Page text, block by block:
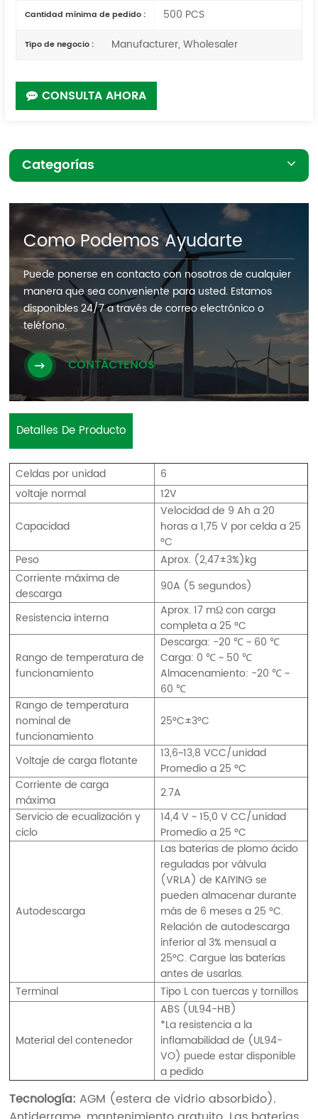
Cantidad mínima de pedido : 500 PCS
Tipo de negocio : Manufacturer, Wholesaler
CONSULTA AHORA
Categorías
Como Podemos Ayudarte
Puede ponerse en contacto con nosotros de cualquier
manera que sea conveniente para usted. Estamos
disponibles 24/7 a través de correo electrónico o
teléfono.
CONTÁCTENOS
Detalles De Producto
Celdas por unidad
6
voltaje normal
12V
Capacidad
Velocidad de 9 Ah a 20
horas a 1,75 V por celda a 25
°C
Peso
Aprox. (2,47±3%)kg
Corriente máxima de
descarga
90A (5 segundos)
Resistencia interna
Aprox. 17 mΩ con carga
completa a 25 °C
Rango de temperatura de
funcionamiento
Descarga: -20 ℃ ~ 60 ℃
Carga: 0 ℃ ~ 50 ℃
Almacenamiento: -20 ℃ ~
60 ℃
Rango de temperatura
nominal de
funcionamiento
25°C±3°C
Voltaje de carga flotante
13,6~13,8 VCC/unidad
Promedio a 25 °C
Corriente de carga
máxima
2.7A
Servicio de ecualización y
ciclo
14,4 V ~ 15,0 V CC/unidad
Promedio a 25 °C
Autodescarga
Las baterías de plomo ácido
reguladas por válvula
(VRLA) de KAIYING se
pueden almacenar durante
más de 6 meses a 25 °C.
Relación de autodescarga
inferior al 3% mensual a
25°C. Cargue las baterías
antes de usarlas.
Terminal
Tipo L con tuercas y tornillos
Material del contenedor
ABS (UL94-HB)
*La resistencia a la
inflamabilidad de (UL94-
VO) puede estar disponible
a pedido
Tecnología: AGM (estera de vidrio absorbido).